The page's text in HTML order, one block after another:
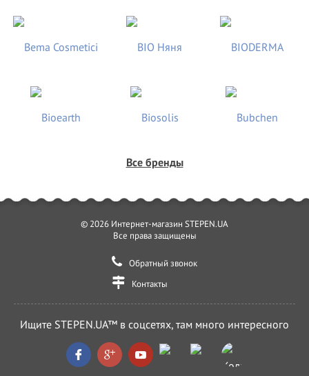
Все бренды
© 2026 Интернет-магазин STEPEN.UA
Все права защищены
Обратный звонок
Контакты
Ищите STEPEN.UA™ в соцсетях, там много интересного